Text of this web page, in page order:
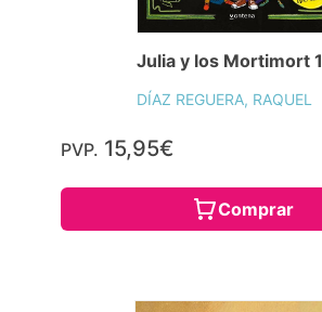
Julia y los Mortimort 1
DÍAZ REGUERA, RAQUEL
PVP. 15,95€
Comprar